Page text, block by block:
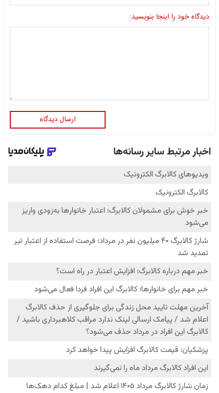
دیدگاه خود را اینجا بنویسید:
ارسال دیدگاه